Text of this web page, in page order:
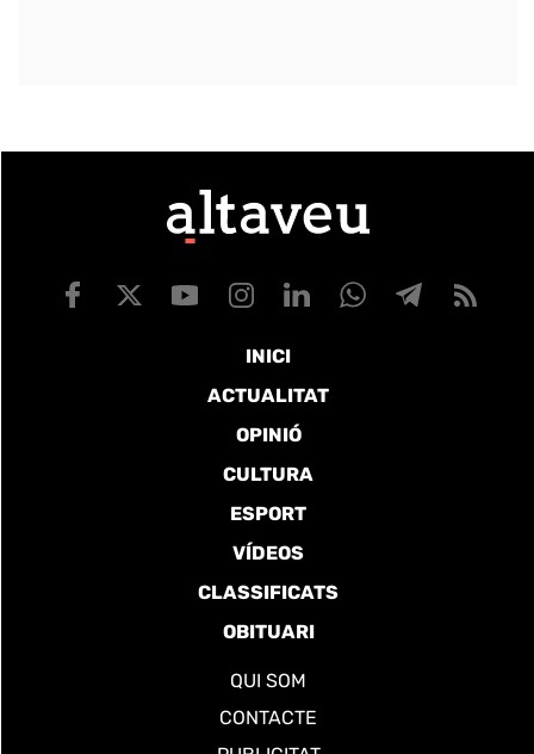
INICI
ACTUALITAT
OPINIÓ
CULTURA
ESPORT
VÍDEOS
CLASSIFICATS
OBITUARI
QUI SOM
CONTACTE